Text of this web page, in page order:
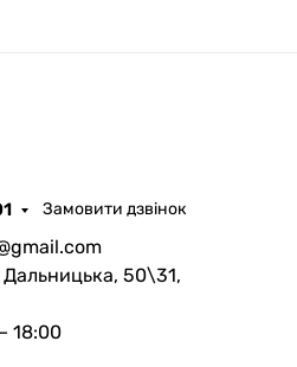
Замовити дзвінок
50\31,
18:00